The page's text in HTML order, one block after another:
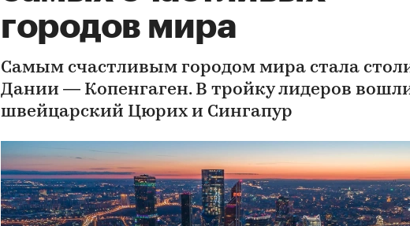
городов мира
Самым счастливым городом мира стала
Дании — Копенгаген. В тройку лидеров
швейцарский Цюрих и Сингапур